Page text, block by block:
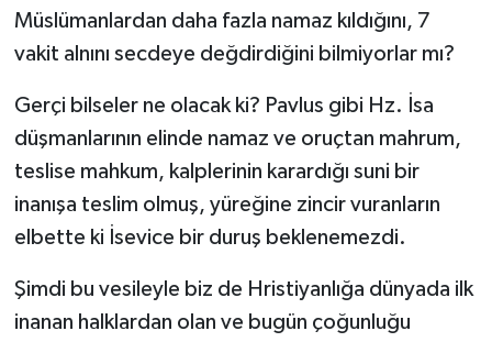
Müslümanlardan daha fazla namaz kıldığını, 7
vakit alnını secdeye değdirdiğini bilmiyorlar mı?
Gerçi bilseler ne olacak ki? Pavlus gibi Hz. İsa
düşmanlarının elinde namaz ve oruçtan mahrum,
teslise mahkum, kalplerinin karardığı suni bir
inanışa teslim olmuş, yüreğine zincir vuranların
elbette ki İsevice bir duruş beklenemezdi.
Şimdi bu vesileyle biz de Hristiyanlığa dünyada ilk
inanan halklardan olan ve bugün çoğunluğu